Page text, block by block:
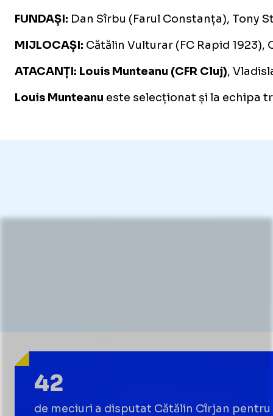
FUNDAȘI: Dan Sîrbu (Farul Constanța), Tony
MIJLOCAȘI: Cătălin Vulturar (FC Rapid
ATACANȚI: Louis Munteanu (CFR Cluj),
Louis Munteanu este selecționat și la echipa
Loaded:
13.77%
42
de meciuri a disputat Cătălin Cîrjan